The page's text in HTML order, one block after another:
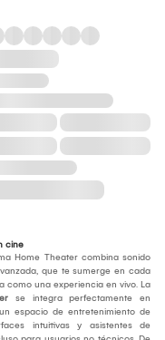
cine
Home Theater combina sonido
que te sumerge en cada
como una experiencia en vivo. La
se integra perfectamente en
espacio de entretenimiento de
intuitivas y asistentes de